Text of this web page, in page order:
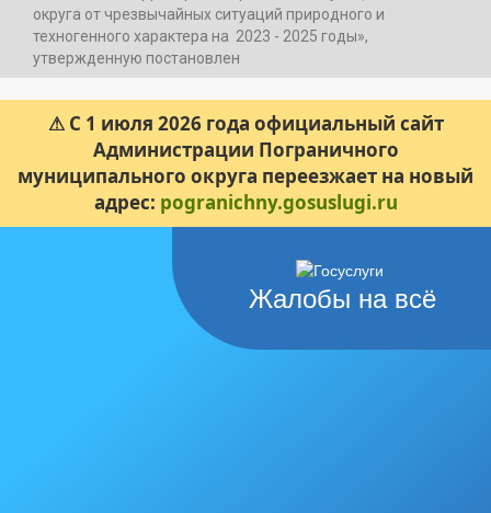
округа от чрезвычайных ситуаций природного и
техногенного характера на 2023 - 2025 годы»,
утвержденную постановлен
⚠ С 1 июля 2026 года официальный сайт
Администрации Пограничного
муниципального округа переезжает на новый
адрес: pogranichny.gosuslugi.ru
Жалобы на всё